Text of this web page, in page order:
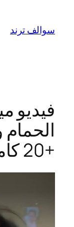
المحتوى
سوالف ترند
فيديو
+20 كامل مجانا